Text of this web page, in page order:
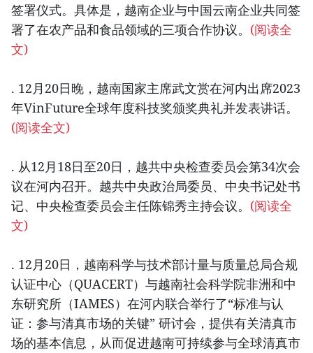
签署仪式。具体是，越南企业与中国云南企业共同签
署了在农产品和食品领域的三项合作协议。 (阅读全
文)
. 12月20日晚，越南国家主席武文赏在河内出席2023
年VinFuture全球年度科技奖颁奖典礼并发表讲话。
(阅读全文)
. 从12月18日至20日，越共中央检查委员会第34次会
议在河内召开。越共中央政治局委员、中央书记处书
记、中央检查委员会主任陈锦秀主持会议。 (阅读全
文)
. 12月20日，越南科学与技术部计量与质量总局合规
认证中心（QUACERT）与越南社会科学院非洲和中
东研究所（IAMES）在河内联合举行了“标准与认
证：参与清真市场的关键” 研讨会，提供有关清真市
场的基本信息，从而促进越南可持续参与全球清真市